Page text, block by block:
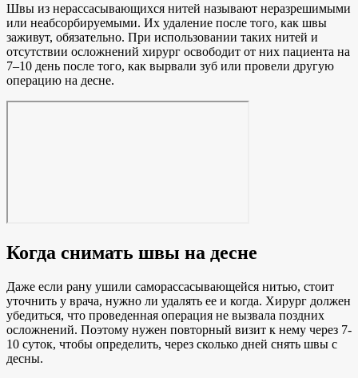
Швы из нерассасывающихся нитей называют неразрешимыми
или неабсорбируемыми. Их удаление после того, как швы
заживут, обязательно. При использовании таких нитей и
отсутствии осложнений хирург освободит от них пациента на
7–10 день после того, как вырвали зуб или провели другую
операцию на десне.
Когда снимать швы на десне
Даже если рану ушили саморассасывающейся нитью, стоит
уточнить у врача, нужно ли удалять ее и когда. Хирург должен
убедиться, что проведенная операция не вызвала поздних
осложнений. Поэтому нужен повторный визит к нему через 7-
10 суток, чтобы определить, через сколько дней снять швы с
десны.